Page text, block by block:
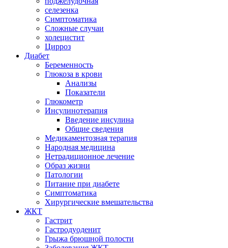
селезенка
Симптоматика
Сложные случаи
холецистит
Цирроз
Диабет
Беременность
Глюкоза в крови
Анализы
Показатели
Глюкометр
Инсулинотерапия
Введение инсулина
Общие сведения
Медикаментозная терапия
Народная медицина
Нетрадиционное лечение
Образ жизни
Патологии
Питание при диабете
Симптоматика
Хирургические вмешательства
ЖКТ
Гастрит
Гастродуоденит
Грыжа брюшной полости